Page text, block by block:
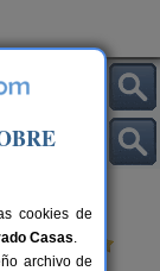
cookies de
Casas.
archivo de